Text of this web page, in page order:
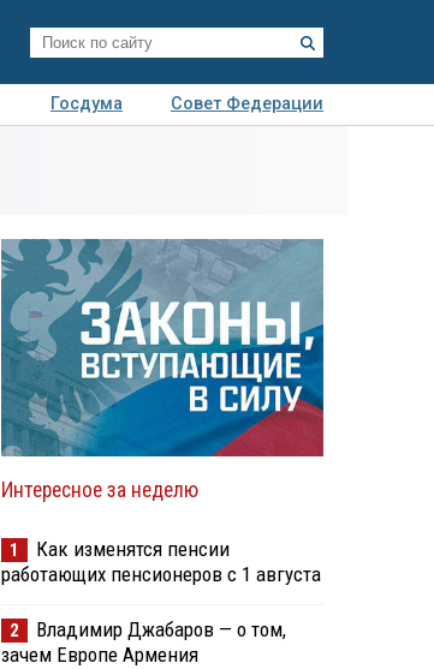
Госдума
Совет Федерации
Интересное за неделю
1
Как изменятся пенсии
работающих пенсионеров с 1 августа
2
Владимир Джабаров — о том,
зачем Европе Армения